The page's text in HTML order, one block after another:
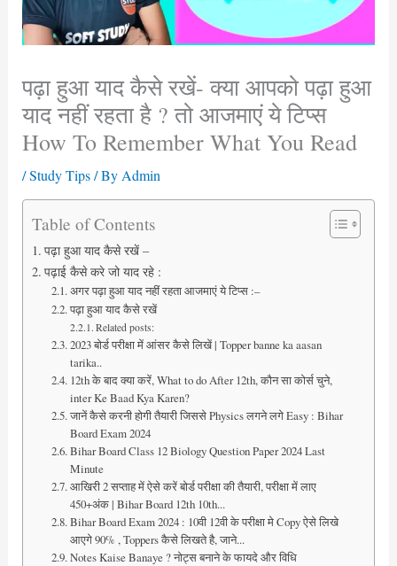
पढ़ा हुआ याद कैसे रखें- क्या आपको पढ़ा हुआ
याद नहीं रहता है ? तो आजमाएं ये टिप्स
How To Remember What You Read
/Study Tips/ By Admin
Table of Contents
पढ़ा हुआ याद कैसे रखें –
पढ़ाई कैसे करे जो याद रहे :
अगर पढ़ा हुआ याद नहीं रहता आजमाएं ये टिप्स :–
पढ़ा हुआ याद कैसे रखें
Related posts:
2023 बोर्ड परीक्षा में आंसर कैसे लिखें | Topper banne ka aasan
tarika..
12th के बाद क्या करें, What to do After 12th, कौन सा कोर्स चुने,
inter Ke Baad Kya Karen?
जानें कैसे करनी होगी तैयारी जिससे Physics लगने लगे Easy : Bihar
Board Exam 2024
Bihar Board Class 12 Biology Question Paper 2024 Last
Minute
आखिरी 2 सप्ताह में ऐसे करें बोर्ड परीक्षा की तैयारी, परीक्षा में लाए
450+अंक | Bihar Board 12th 10th...
Bihar Board Exam 2024 : 10वी 12वी के परीक्षा मे Copy ऐसे लिखे
आएगे 90% , Toppers कैसे लिखते है, जाने...
Notes Kaise Banaye ? नोट्स बनाने के फायदे और विधि